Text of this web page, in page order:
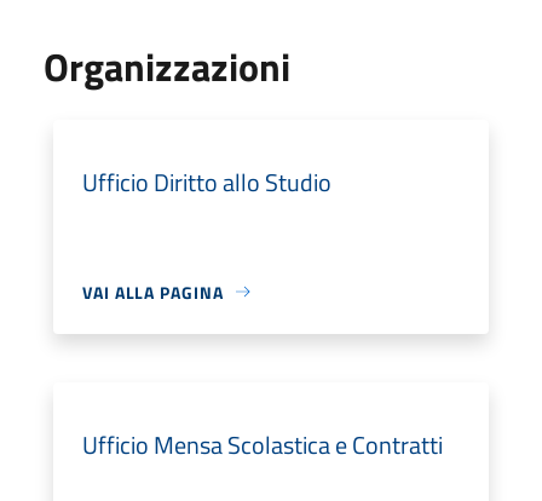
Organizzazioni
Ufficio Diritto allo Studio
VAI ALLA PAGINA
Ufficio Mensa Scolastica e Contratti